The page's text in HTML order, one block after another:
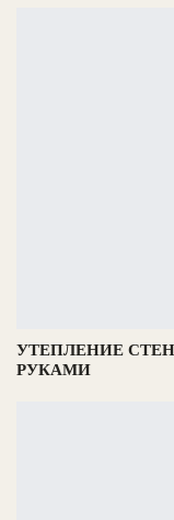
УТЕПЛЕНИЕ
РУКАМИ